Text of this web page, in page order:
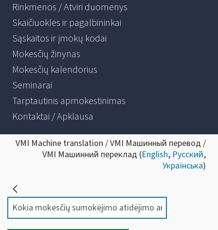
Rinkmenos / Atviri duomenys
Skaičiuoklės ir pagalbininkai
Sąskaitos ir įmokų kodai
Mokesčių žinynas
Mokesčių kalendorius
Seminarai
Tarptautinis apmokestinimas
Kontaktai / Apklausa
VMI Machine translation / VMI Машинный перевод /
VMI Машинний переклад (English, Русский,
Українська)